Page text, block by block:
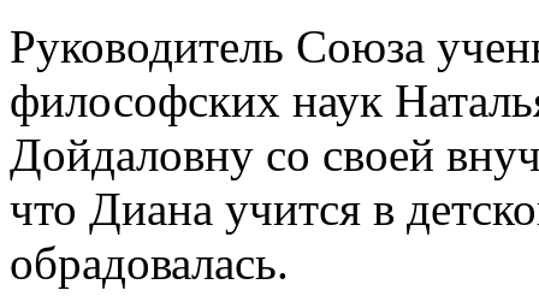
Руководитель Союза
философских наук
Дойдаловну со своей
что Диана учится в
обрадовалась.